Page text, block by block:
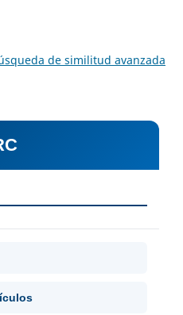
de similitud avanzada